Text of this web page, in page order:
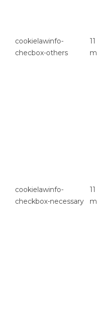
cookielawinfo-
checbox-others
11
cookielawinfo-
checkbox-necessary
11